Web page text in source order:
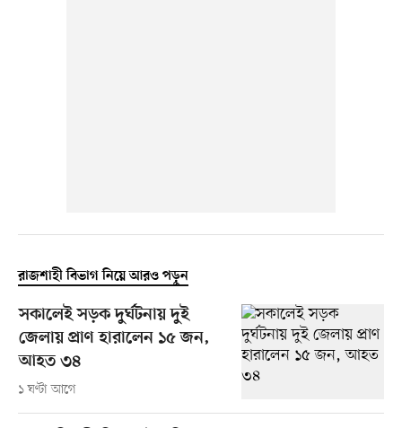
রাজশাহী বিভাগ নিয়ে আরও পড়ুন
সকালেই সড়ক দুর্ঘটনায় দুই
জেলায় প্রাণ হারালেন ১৫ জন,
আহত ৩৪
১ ঘণ্টা আগে